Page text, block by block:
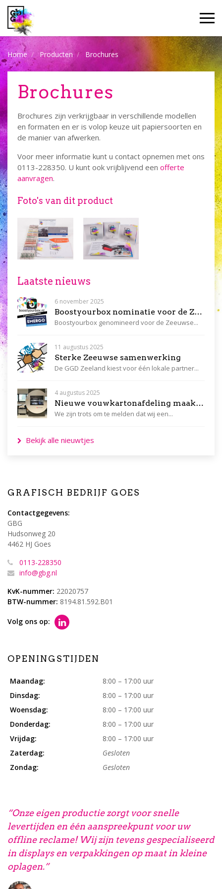
Home Producten Brochures
Brochures
Brochures zijn verkrijgbaar in verschillende modellen
en formaten en er is volop keuze uit papiersoorten en
de manier van afwerken.
Voor meer informatie kunt u contact opnemen met ons
0113-228350. U kunt ook vrijblijvend een offerte
aanvragen.
Foto's van dit product
Laatste nieuws
6 november 2025
Boostyourbox nominatie voor de Zeeuwse Innovatieprijs Emergo
Boostyourbox genomineerd voor de Zeeuwse...
11 augustus 2025
Sterke Zeeuwse samenwerking
De GGD Zeeland kiest voor één lokale partner...
4 augustus 2025
Nieuwe vouwkartonafdeling maakt ons compleet, snel en flexibel!
We zijn trots om te melden dat wij een...
Bekijk alle nieuwtjes
GRAFISCH BEDRIJF GOES
Contactgegevens:
GBG
Hudsonweg 20
4462 HJ Goes
0113-228350
info@gbg.nl
KvK-nummer: 22020757
BTW-nummer: 8194.81.592.B01
Volg ons op:
OPENINGSTIJDEN
Maandag:
8:00 – 17:00 uur
Dinsdag:
8:00 – 17:00 uur
Woensdag:
8:00 – 17:00 uur
Donderdag:
8:00 – 17:00 uur
Vrijdag:
8:00 – 17:00 uur
Zaterdag:
Gesloten
Zondag:
Gesloten
“Onze eigen productie zorgt voor snelle
levertijden en één aanspreekpunt voor uw
offline reclame! Wij zijn tevens gespecialiseerd
in displays en verpakkingen op maat in kleine
oplagen.”